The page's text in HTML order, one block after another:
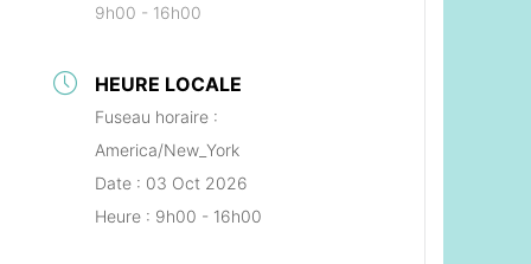
9h00 - 16h00
HEURE LOCALE
Fuseau horaire :
America/New_York
Date : 03 Oct 2026
Heure : 9h00 - 16h00